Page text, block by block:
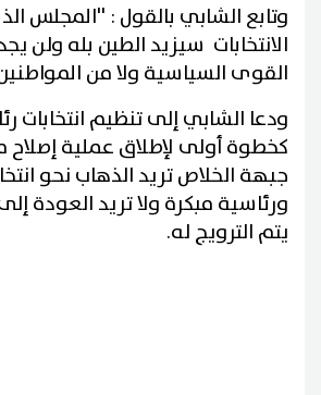
وتابع الشابي بالقول : ''المجلس
الانتخابات سيزيد الطين بله ولن
القوى السياسية ولا من
ودعا الشابي إلى تنظيم انتخابات
كخطوة أولى لإطلاق عملية إصلاح
جبهة الخلاص تريد الذهاب نحو
ورئاسية مبكرة ولا تريد العودة
يتم الترويج له.